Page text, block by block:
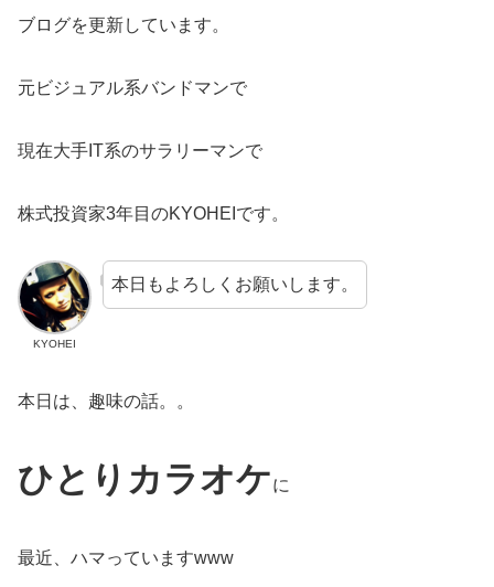
ブログを更新しています。
元ビジュアル系バンドマンで
現在大手IT系のサラリーマンで
株式投資家3年目のKYOHEIです。
KYOHEI
本日もよろしくお願いします。
本日は、趣味の話。。
ひとりカラオケに
最近、ハマっていますwww